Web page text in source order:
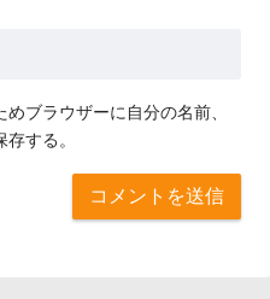
ブラウザーに自分の名前、
する。